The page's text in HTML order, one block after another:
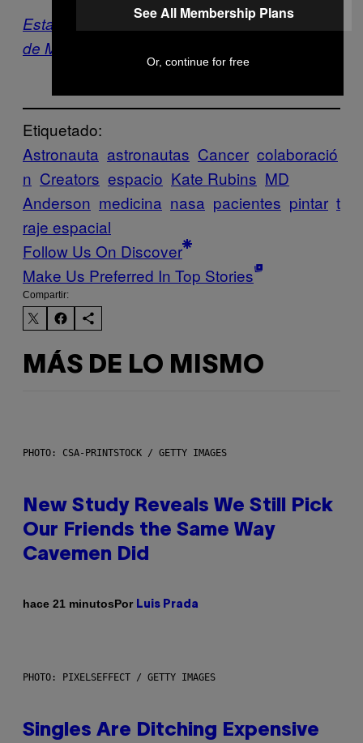
Esta línea de fulares está adornada con fotos
de Marte de alta resolución
Etiquetado:
Astronauta astronautas Cancer colaboració
n Creators espacio Kate Rubins MD
Anderson medicina nasa pacientes pintar t
raje espacial
Follow Us On Discover
Make Us Preferred In Top Stories
Compartir:
MÁS DE LO MISMO
PHOTO: CSA-PRINTSTOCK / GETTY IMAGES
New Study Reveals We Still Pick
Our Friends the Same Way
Cavemen Did
hace 21 minutosPor Luis Prada
PHOTO: PIXELSEFFECT / GETTY IMAGES
Singles Are Ditching Expensive
See All Membership Plans
Or, continue for free